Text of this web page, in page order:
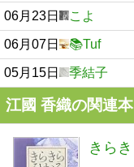
06月23日 こよ
06月07日 📚Tuf
05月15日 季結子
江國 香織の関連本
きら